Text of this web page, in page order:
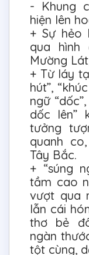
- Khung
hiện lên
+ Sự hẻo
qua hình
Mường
+ Từ láy
hút”,
ngữ
dốc lên”
tưởng
quanh
Tây Bắc.
+ “súng
tầm cao
vượt qua
lẫn cái
thơ bẻ
ngàn
tột cùng,